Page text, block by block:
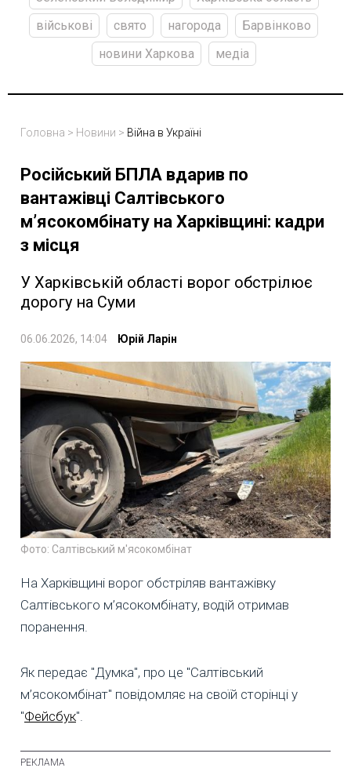
військові
свято нагорода
Барвінково
новини Харкова
медіа
Головна > Новини > Війна в Україні
Російський БПЛА вдарив по
вантажівці Салтівського
м’ясокомбінату на Харківщині: кадри
з місця
У Харківській області ворог обстрілює
дорогу на Суми
06.06.2026, 14:04 Юрій Ларін
Фото: Салтівський м'ясокомбінат
На Харківщині ворог обстріляв вантажівку
Салтівського м’ясокомбінату, водій отримав
поранення.
Як передає "Думка", про це "Салтівський
м’ясокомбінат" повідомляє на своїй сторінці у
"Фейсбук".